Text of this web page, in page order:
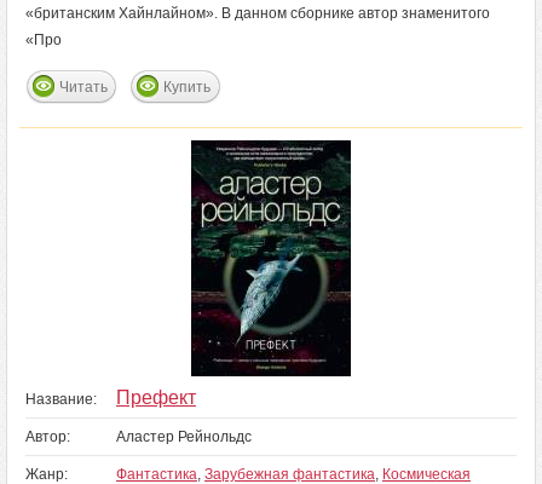
«британским Хайнлайном». В данном сборнике автор знаменитого
«Про
Читать Купить
Название: Префект
Автор: Аластер Рейнольдс
Жанр: Фантастика, Зарубежная фантастика, Космическая